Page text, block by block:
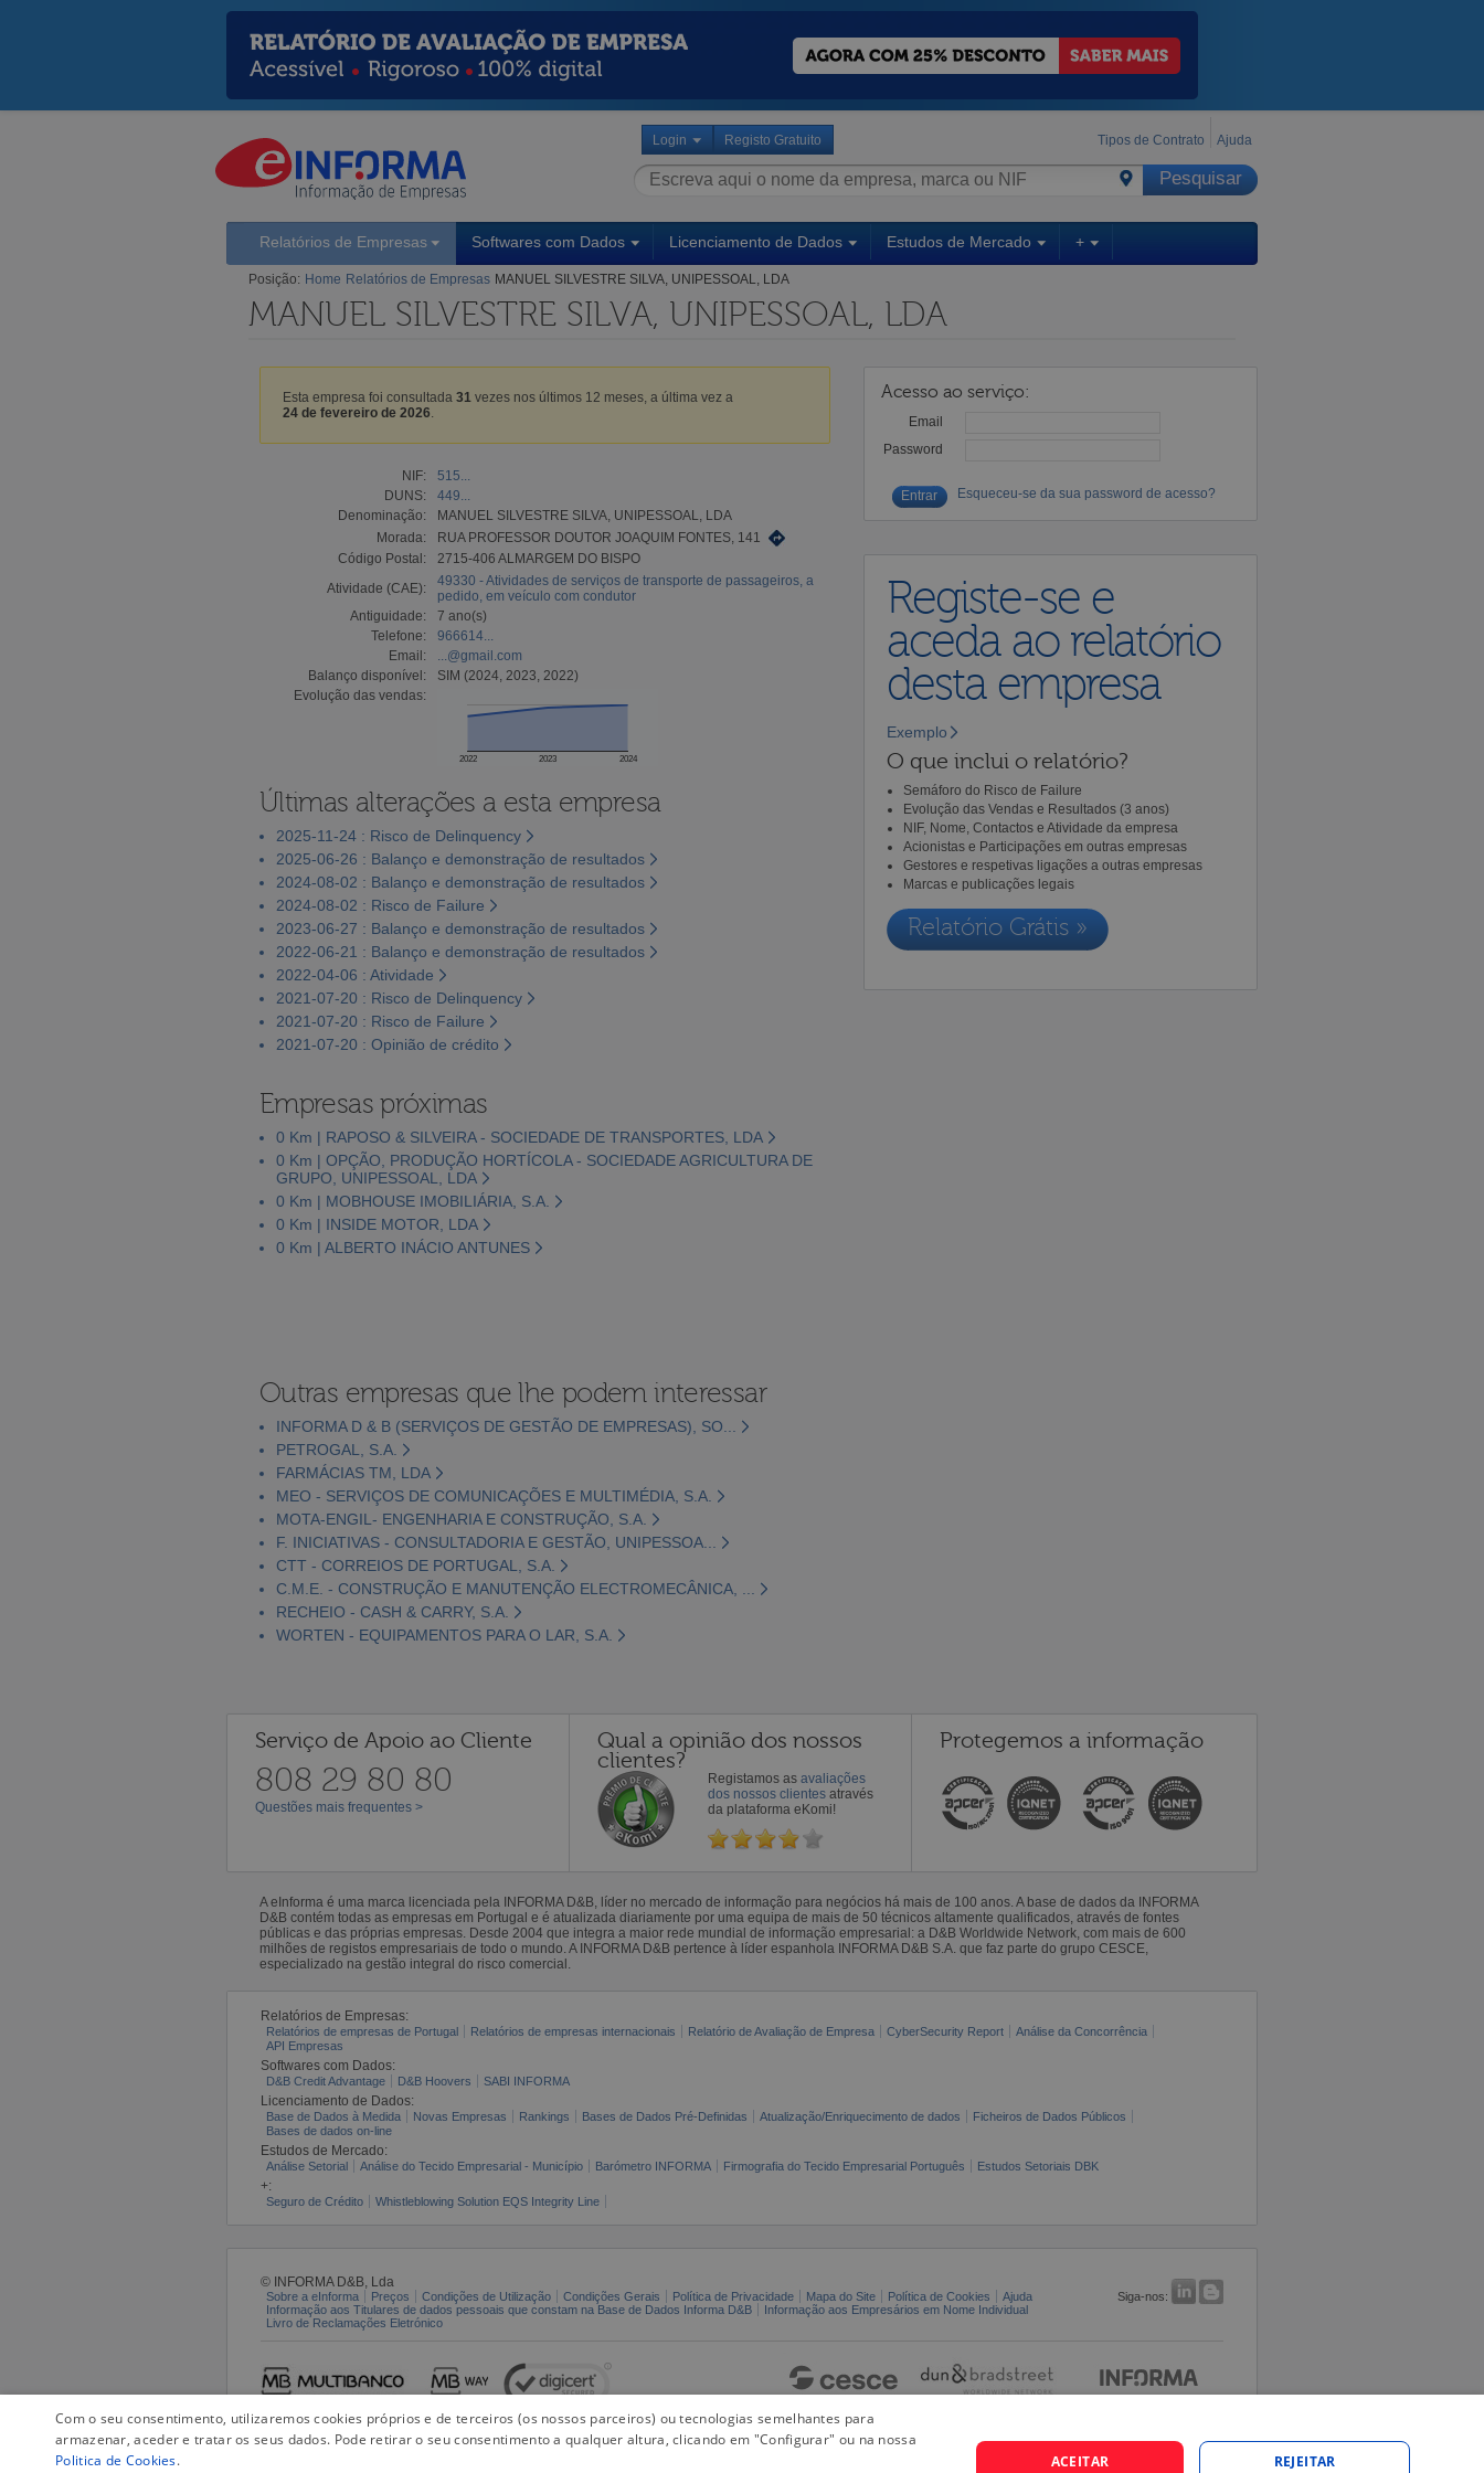
Login Registo Gratuito Tipos de Contrato Ajuda
Relatórios de Empresas Softwares com Dados Licenciamento de Dados Estudos de Mercado +
Posição: Home Relatórios de Empresas MANUEL SILVESTRE SILVA, UNIPESSOAL, LDA
MANUEL SILVESTRE SILVA, UNIPESSOAL, LDA
Esta empresa foi consultada 31 vezes nos últimos 12 meses, a última vez a
24 de fevereiro de 2026
NIF:
515...
DUNS:
449...
Denominação:
MANUEL SILVESTRE SILVA, UNIPESSOAL, LDA
Morada:
RUA PROFESSOR DOUTOR JOAQUIM FONTES, 141
Código Postal:
2715-406 ALMARGEM DO BISPO
Atividade (CAE):
49330 - Atividades de serviços de transporte de passageiros, a
pedido, em veículo com condutor
Antiguidade:
7 ano(s)
Telefone:
966614...
Email:
...@gmail.com
Balanço disponível:
SIM (2024, 2023, 2022)
Evolução das vendas:
2022 2023 2024
Últimas alterações a esta empresa
2025-11-24 : Risco de Delinquency
2025-06-26 : Balanço e demonstração de resultados
2024-08-02 : Balanço e demonstração de resultados
2024-08-02 : Risco de Failure
2023-06-27 : Balanço e demonstração de resultados
2022-06-21 : Balanço e demonstração de resultados
2022-04-06 : Atividade
2021-07-20 : Risco de Delinquency
2021-07-20 : Risco de Failure
2021-07-20 : Opinião de crédito
Empresas próximas
0 Km | RAPOSO & SILVEIRA - SOCIEDADE DE TRANSPORTES, LDA
0 Km | OPÇÃO, PRODUÇÃO HORTÍCOLA - SOCIEDADE AGRICULTURA DE
GRUPO, UNIPESSOAL, LDA
0 Km | MOBHOUSE IMOBILIÁRIA, S.A.
0 Km | INSIDE MOTOR, LDA
0 Km | ALBERTO INÁCIO ANTUNES
Acesso ao serviço:
Email
Password
Esqueceu-se da sua password de acesso?
Registe-se e
aceda ao relatório
desta empresa
Exemplo
O que inclui o relatório?
Semáforo do Risco de Failure
Evolução das Vendas e Resultados (3 anos)
NIF, Nome, Contactos e Atividade da empresa
Acionistas e Participações em outras empresas
Gestores e respetivas ligações a outras empresas
Marcas e publicações legais
Relatório Grátis »
Outras empresas que lhe podem interessar
INFORMA D & B (SERVIÇOS DE GESTÃO DE EMPRESAS), SO...
PETROGAL, S.A.
FARMÁCIAS TM, LDA
MEO - SERVIÇOS DE COMUNICAÇÕES E MULTIMÉDIA, S.A.
MOTA-ENGIL- ENGENHARIA E CONSTRUÇÃO, S.A.
F. INICIATIVAS - CONSULTADORIA E GESTÃO, UNIPESSOA...
CTT - CORREIOS DE PORTUGAL, S.A.
C.M.E. - CONSTRUÇÃO E MANUTENÇÃO ELECTROMECÂNICA, ...
RECHEIO - CASH & CARRY, S.A.
WORTEN - EQUIPAMENTOS PARA O LAR, S.A.
Serviço de Apoio ao Cliente
808 29 80 80
Questões mais frequentes >
Qual a opinião dos nossos
clientes?
Registamos as avaliações
dos nossos clientes através
da plataforma eKomi!
Protegemos a informação
A eInforma é uma marca licenciada pela INFORMA D&B, líder no mercado de informação para negócios há mais de 100 anos. A base de dados da INFORMA
D&B contém todas as empresas em Portugal e é atualizada diariamente por uma equipa de mais de 50 técnicos altamente qualificados, através de fontes
públicas e das próprias empresas. Desde 2004 que integra a maior rede mundial de informação empresarial: a D&B Worldwide Network, com mais de 600
milhões de registos empresariais de todo o mundo. A INFORMA D&B pertence à líder espanhola INFORMA D&B S.A. que faz parte do grupo CESCE,
especializado na gestão integral do risco comercial.
Relatórios de Empresas:
Relatórios de empresas de Portugal Relatórios de empresas internacionais Relatório de Avaliação de Empresa CyberSecurity Report
Análise da Concorrência
API Empresas
Softwares com Dados:
D&B Credit Advantage D&B Hoovers SABI INFORMA
Licenciamento de Dados:
Base de Dados à Medida Novas Empresas Rankings Bases de Dados Pré-Definidas Atualização/Enriquecimento de dados
Ficheiros de Dados Públicos
Bases de dados on-line
Estudos de Mercado:
Análise Setorial Análise do Tecido Empresarial - Município Barómetro INFORMA Firmografia do Tecido Empresarial Português Estudos Setoriais DBK
+:
Seguro de Crédito Whistleblowing Solution EQS Integrity Line
© INFORMA D&B, Lda
Sobre a eInforma Preços Condições de Utilização Condições Gerais Política de Privacidade Mapa do Site Política de Cookies Ajuda
Siga-nos:
Informação aos Titulares de dados pessoais que constam na Base de Dados Informa D&B
Informação aos Empresários em Nome Individual
Livro de Reclamações Eletrónico
Com o seu consentimento, utilizaremos cookies próprios e de terceiros (os nossos parceiros) ou tecnologias semelhantes para
armazenar, aceder e tratar os seus dados. Pode retirar o seu consentimento a qualquer altura, clicando em "Configurar" ou na nossa
Politica de Cookies. ACEITAR REJEITAR